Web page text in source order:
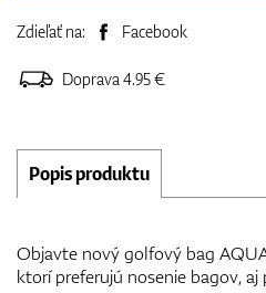
Zdieľať na: Facebook
Doprava 4.95 €
Popis produktu
Objavte nový golfový bag
ktorí preferujú nosenie bagov, aj